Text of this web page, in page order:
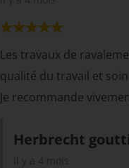
Les travaux de
qualité du travail et
Je recommande
Herbrecht